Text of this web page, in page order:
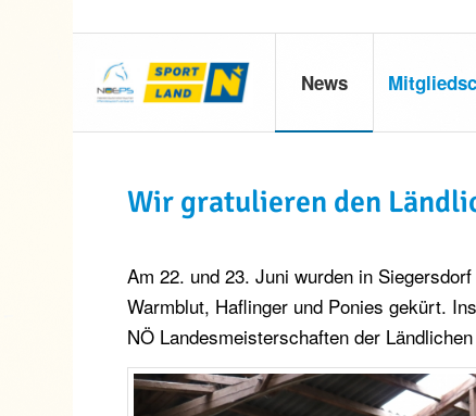
News
Wir gratulieren den
Am 22. und 23. Juni wurden in
Warmblut, Haflinger und Ponies gekürt.
NÖ Landesmeisterschaften der